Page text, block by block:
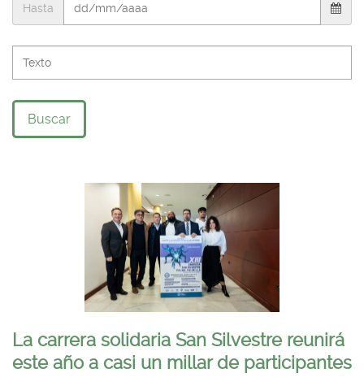
Hasta
Buscar
La carrera solidaria San Silvestre reunirá
este año a casi un millar de participantes